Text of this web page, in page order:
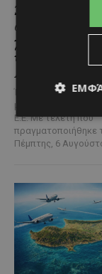
Ξεκίνησε η
χιλιομέτρων
ύδρευσης στο
Λεμεσού
Έργο
με
Ε.Ε. Με τελετή που
πραγματοποιήθηκε
Πέμπτης, 6